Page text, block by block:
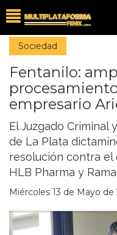
Sociedad
Fentanilo:
empresario
El Juzgado Criminal
de La Plata
resolución contra
HLB Pharma y
Miércoles 13 de Mayo de